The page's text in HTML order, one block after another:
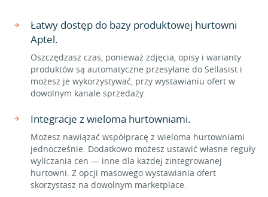
Łatwy dostęp do bazy produktowej hurtowni
Aptel.
Oszczędzasz czas, ponieważ zdjęcia, opisy i warianty
produktów są automatyczne przesyłane do Sellasist i
możesz je wykorzystywać, przy wystawianiu ofert w
dowolnym kanale sprzedaży.
Integracje z wieloma hurtowniami.
Możesz nawiązać współpracę z wieloma hurtowniami
jednocześnie. Dodatkowo możesz ustawić własne reguły
wyliczania cen — inne dla każdej zintegrowanej
hurtowni. Z opcji masowego wystawiania ofert
skorzystasz na dowolnym marketplace.